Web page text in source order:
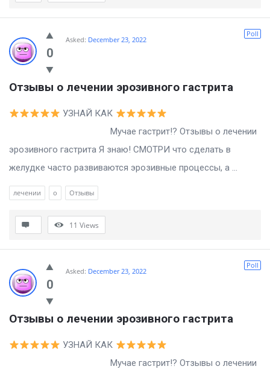
0
Poll
Asked: December 23, 2022
Отзывы о лечении эрозивного гастрита
УЗНАЙ КАК
Мучае гастрит!? Отзывы о лечении
эрозивного гастрита Я знаю! СМОТРИ что сделать в
желудке часто развиваются эрозивные процессы, а ...
лечении о Отзывы
11 Views
0
Poll
Asked: December 23, 2022
Отзывы о лечении эрозивного гастрита
УЗНАЙ КАК
Мучае гастрит!? Отзывы о лечении